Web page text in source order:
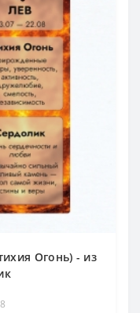
Огонь) - из